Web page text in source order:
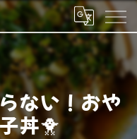
ない！おや
丼🐥